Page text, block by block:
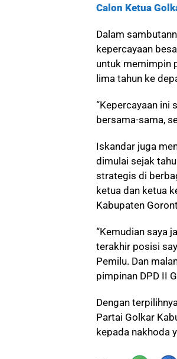
Calon Ketua
Dalam
kepercayaan
untuk memimpin
lima tahun ke
“Kepercayaan ini
bersama-sama,
Iskandar juga
dimulai sejak
strategis di
ketua dan ketua
Kabupaten
“Kemudian saya
terakhir posisi
Pemilu. Dan
pimpinan DPD II
Dengan
Partai Golkar
kepada nakhoda